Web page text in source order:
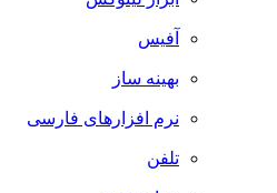
آفیس
بهینه ساز
نرم افزارهای فارسی
تلفن